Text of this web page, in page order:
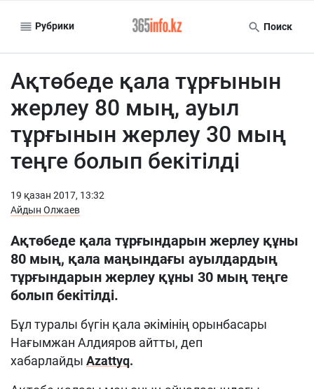
Рубрики Поиск
Ақтөбеде қала тұрғынын
жерлеу 80 мың, ауыл
тұрғынын жерлеу 30 мың
теңге болып бекітілді
19 қазан 2017, 13:32
Айдын Олжаев
Ақтөбеде қала тұрғындарын жерлеу құны
80 мың, қала маңындағы ауылдардың
тұрғындарын жерлеу құны 30 мың теңге
болып бекітілді.
Бұл туралы бүгін қала әкімінің орынбасары
Нағымжан Алдияров айтты, деп
хабарлайды Аzattyq.